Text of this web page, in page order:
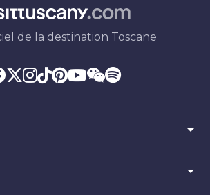
de la destination Toscane
arrow_drop_down
arrow_drop_down